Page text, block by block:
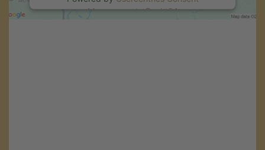
Management.eRecht24